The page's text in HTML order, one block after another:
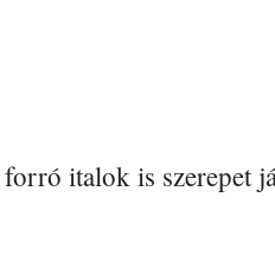
italok is szerepet